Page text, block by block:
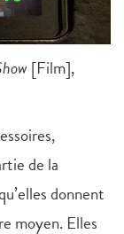
[Film],
de la
donnent
moyen. Elles